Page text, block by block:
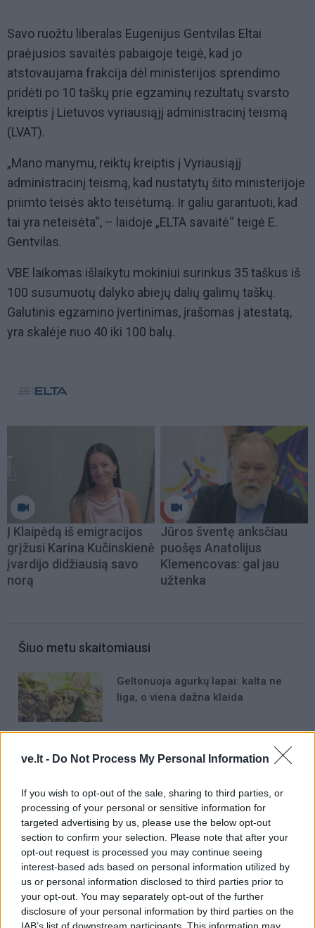
ve.lt - Do Not Process My Personal Information
If you wish to opt-out of the sale, sharing to third parties, or
processing of your personal or sensitive information for
targeted advertising by us, please use the below opt-out
section to confirm your selection. Please note that after your
opt-out request is processed you may continue seeing
interest-based ads based on personal information utilized by
us or personal information disclosed to third parties prior to
your opt-out. You may separately opt-out of the further
disclosure of your personal information by third parties on the
Savo ruožtu liberalas Eugenijus Gentvilas Eltai
praėjusios savaitės pabaigoje teigė, kad jo
atstovaujama frakcija dėl ministerijos sprendimo
pridėti po 10 taškų prie egzaminų rezultatų svarsto
kreiptis į Lietuvos vyriausiąjį administracinį teismą
(LVAT).
„Mano manymu, reiktų kreiptis į Vyriausiąjį
administracinį teismą, kad nustatytų šito ministerijoje
priimto teisės akto teisėtumą. Ir galiu garantuoti, kad
tai yra neteisėta“, – laidoje „ELTA savaitė“ teigė E.
Gentvilas.
VBE laikomas išlaikytu mokiniui surinkus 35 taškus iš
100 susumuotų dalyko abiejų dalių galimų taškų.
Galutinis egzamino įvertinimas, įrašomas į atestatą,
yra skalėje nuo 40 iki 100 balų.
Į Klaipėdą iš emigracijos
grįžusi Karina Kučinskienė
įvardijo didžiausią savo
norą
Jūros šventę anksčiau
puošęs Anatolijus
Klemencovas: gal jau
užtenka
Šiuo metu skaitomiausi
Geltonuoja agurkų lapai: kalta ne
liga, o viena dažna klaida
atidengė II pasaulinio karo laikų
Magnetinė audra rugpjūčio 8 dieną:
kokia jos galia